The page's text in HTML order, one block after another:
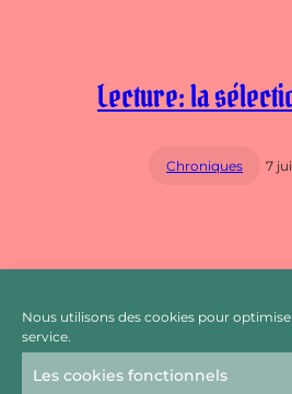
Nous utilisons des cookies pour
service.
Les cookies fonctionnels
Lecture: la
Chroniques 7
Trois battements, un